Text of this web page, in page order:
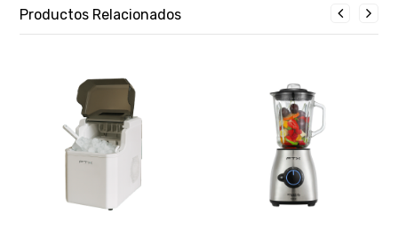
Productos Relacionados